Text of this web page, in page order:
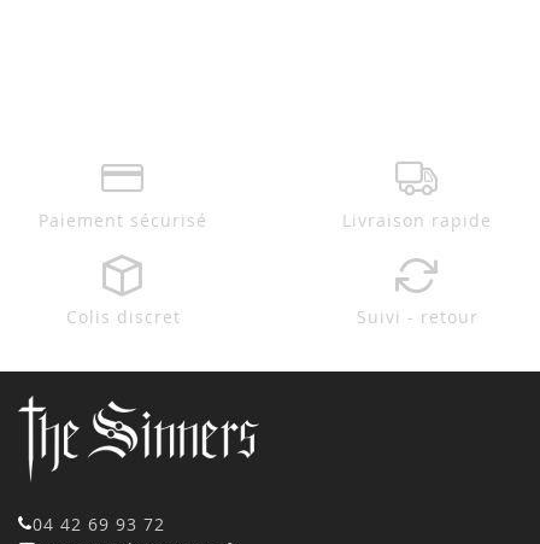
Paiement sécurisé Livraison rapide
Colis discret Suivi - retour
04 42 69 93 72